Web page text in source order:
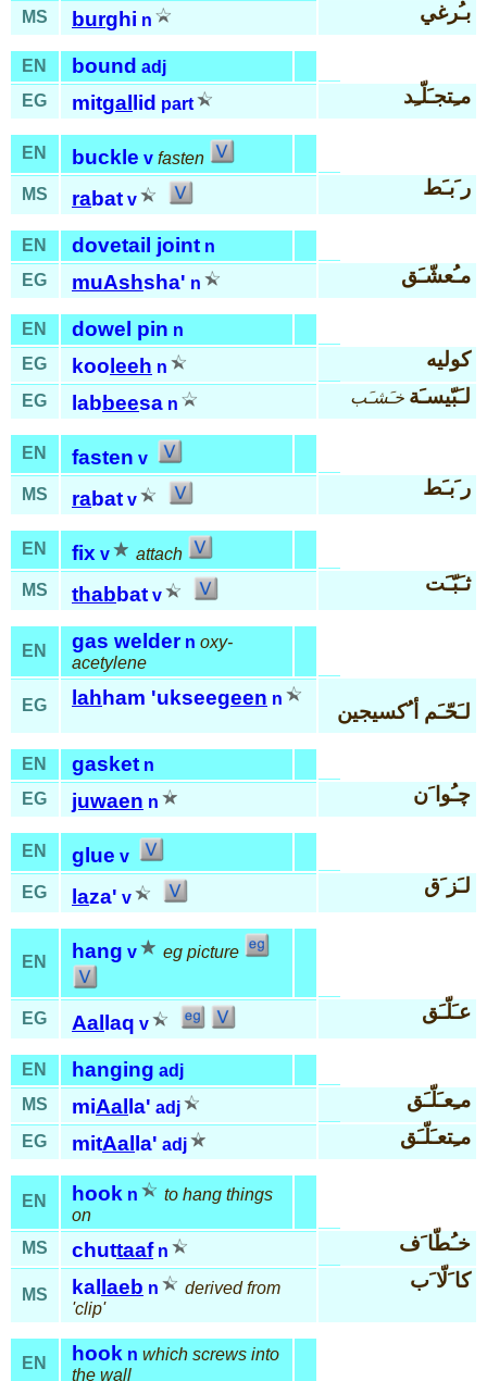
MS burghi n بـُرغي
EN bound adj
EG
mitgal lid part مـِتجـَلّـِد
EN buckle v fasten
MS
rabat v
ر َبـَط
EN dovetail joint n
EG
muAshsha' n مـُعشّـَق
EN dowel pin n
EG
koo leeh n كوليه
EG labbeesa n لـَبّيسـَة خـَشـَب
EN fasten v
MS
rabat v
ر َبـَط
EN fix v
attach
MS
thabbat v
ثـَبّـَت
EN gas welder n oxy-
acetylene
EG lahham 'ukseegeen n
لـَحّـَم أ ُكسيجين
EN gasket n
EG
juwaen n چـُوا َن
EN glue v
EG
laza' v
لـَز َق
EN hang v eg picture
EG Aal laq v
عـَلّـَق
EN hanging adj
MS
miAal la' adj مـِعـَلّـَق
EG mitAal la' adj مـِتعـَلّـَق
EN hook n
to hang things
on
MS
chuttaaf n خـُطّا َف
MS kal laeb n
derived from
'clip'
كا َلّا َب
EN hook n which screws into
the wall